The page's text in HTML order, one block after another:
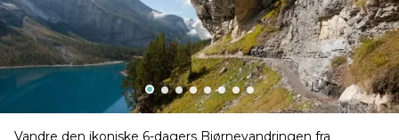
Vandre den ikoniske 6-dagers Bjørnevandringen fra